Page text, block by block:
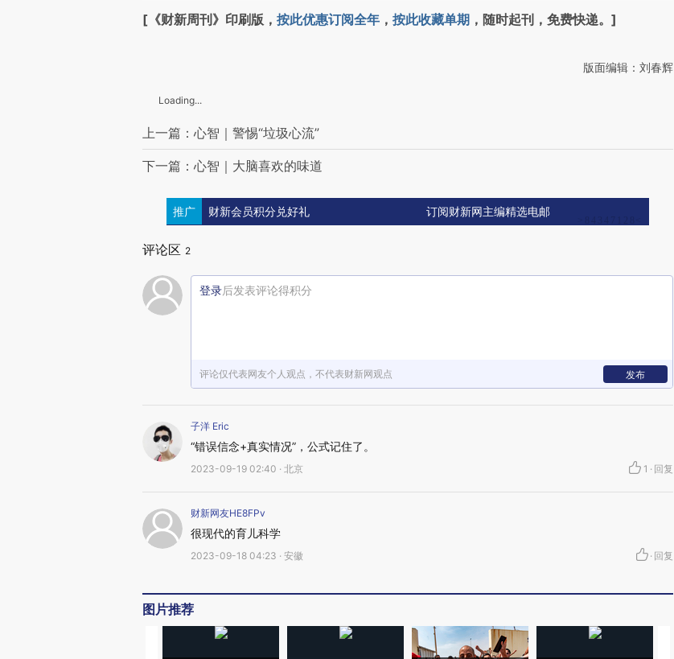
[《财新周刊》印刷版， 按此优惠订阅全年 ， 按此收藏单期 ，随时起刊，免费快递。]
版面编辑：刘春辉
Loading...
上一篇：心智｜警惕“垃圾心流”
下一篇：心智｜大脑喜欢的味道
推广 财新会员积分兑好礼 订阅财新网主编精选电邮
评论区 2
登录后发表评论得积分
评论仅代表网友个人观点，不代表财新网观点 发布
子洋 Eric
“错误信念+真实情况”，公式记住了。
2023-09-19 02:40 · 北京 1 · 回复
财新网友HE8FPv
很现代的育儿科学
2023-09-18 04:23 · 安徽 · 回复
图片推荐